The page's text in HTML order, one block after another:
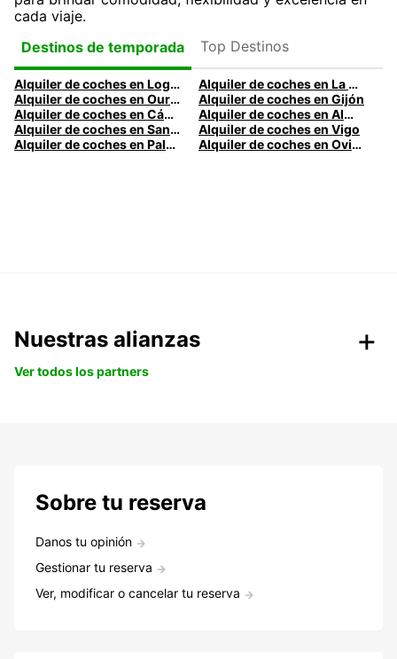
cada viaje.
Destinos de temporada
Top Destinos
Alquiler de coches en Logroño
Alquiler de coches en La Coruña
Alquiler de coches en Ourense
Alquiler de coches en Gijón
Alquiler de coches en Cádiz
Alquiler de coches en Almería
Alquiler de coches en Santander
Alquiler de coches en Vigo
Alquiler de coches en Palma
Alquiler de coches en Oviedo
Nuestras alianzas
Ver todos los partners
Sobre tu reserva
Danos tu opinión
Gestionar tu reserva
Ver, modificar o cancelar tu reserva